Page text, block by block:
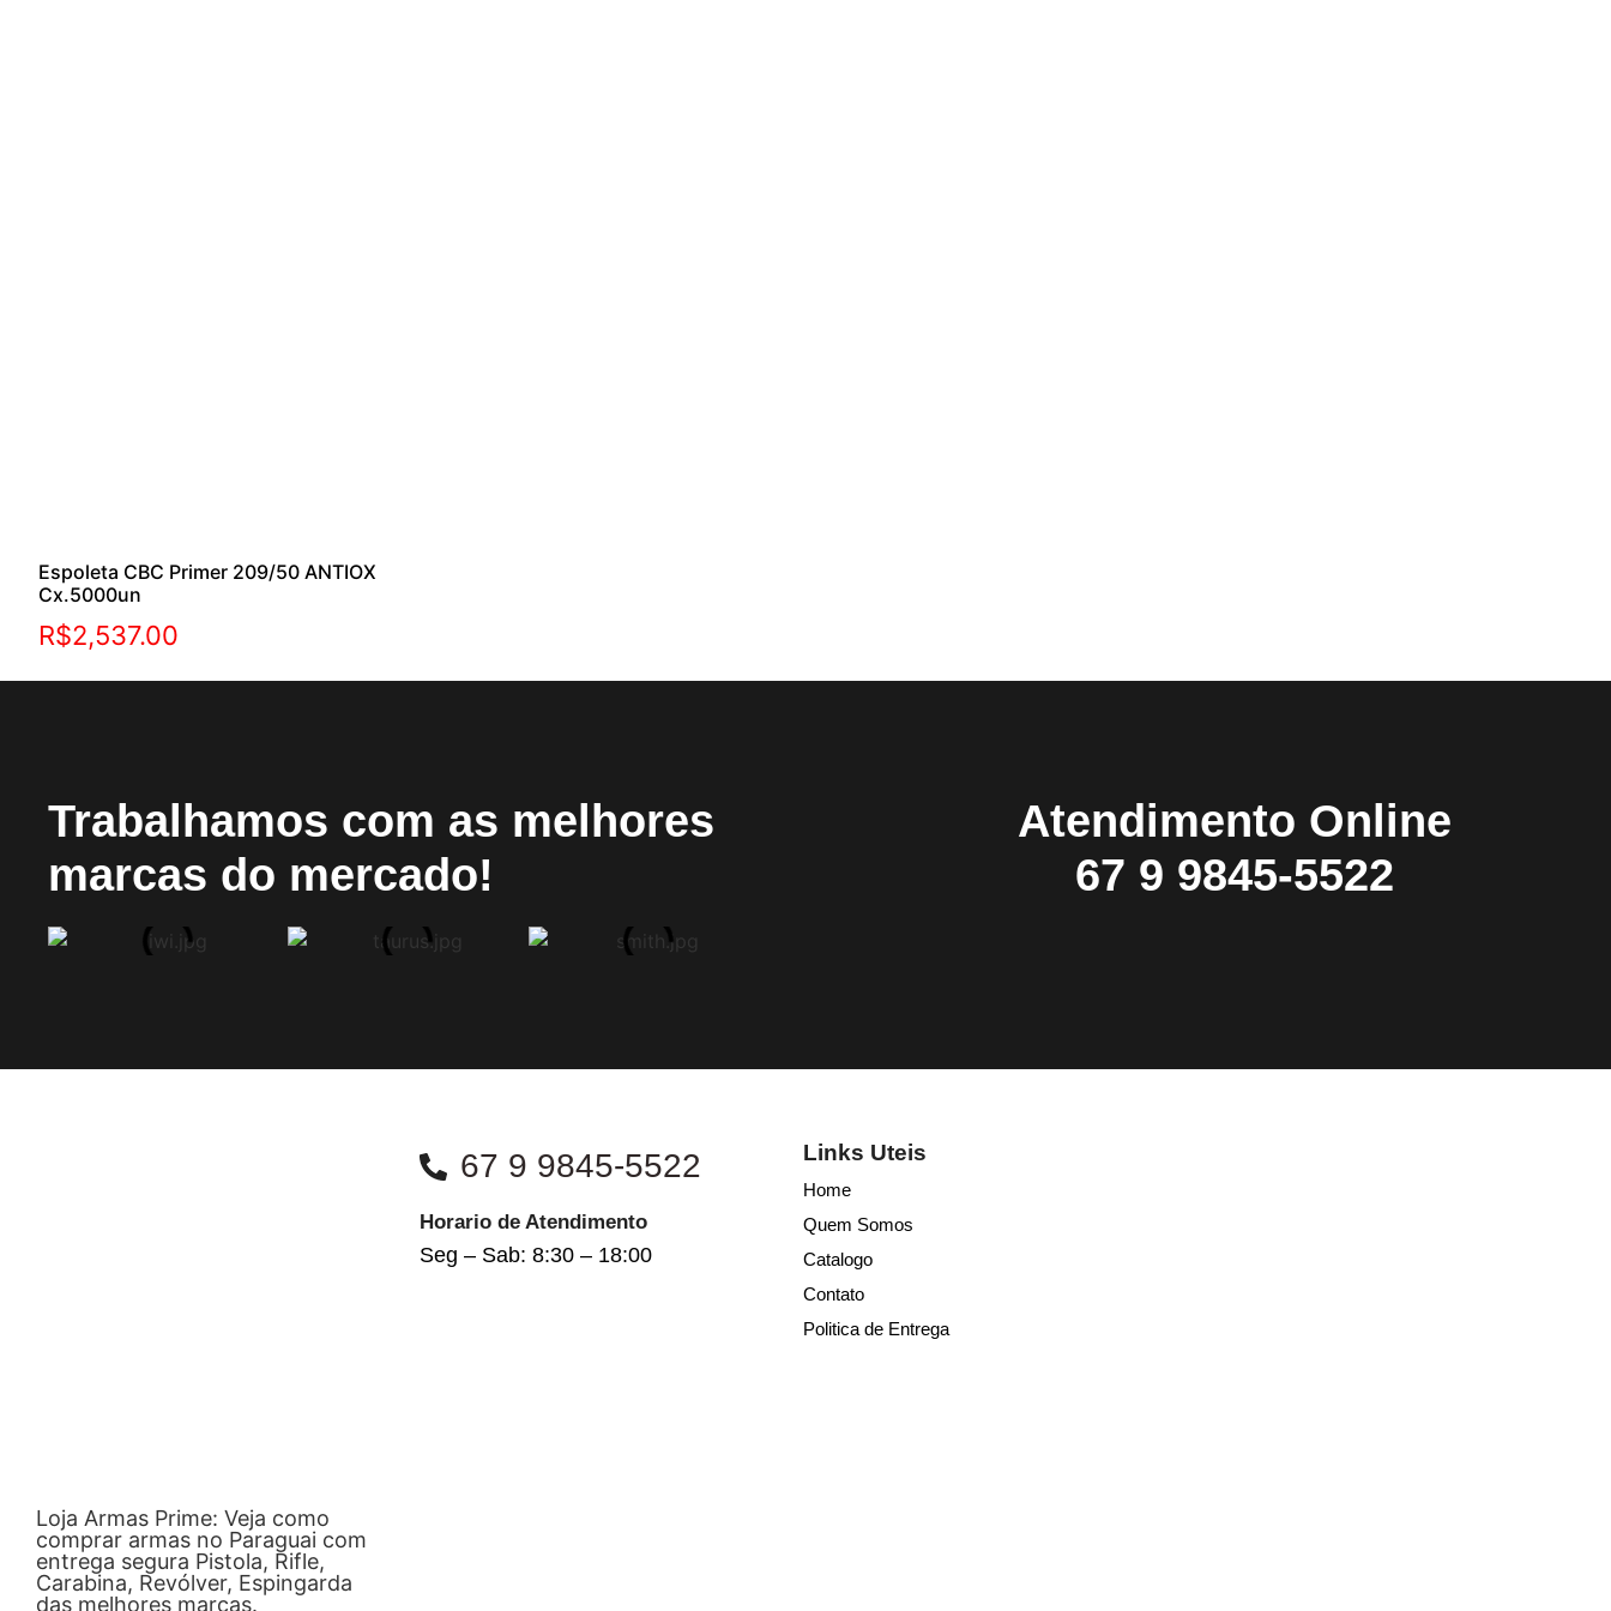
Espoleta CBC Primer 209/50 ANTIOX
Cx.5000un
R$2,537.00
Trabalhamos com as melhores
marcas do mercado!
Atendimento Online
67 9 9845-5522
Loja Armas Prime: Veja como
comprar armas no Paraguai com
entrega segura Pistola, Rifle,
Carabina, Revólver, Espingarda
das melhores marcas.
67 9 9845-5522
Horario de Atendimento
Seg – Sab: 8:30 – 18:00
Links Uteis
Home
Quem Somos
Catalogo
Contato
Politica de Entrega